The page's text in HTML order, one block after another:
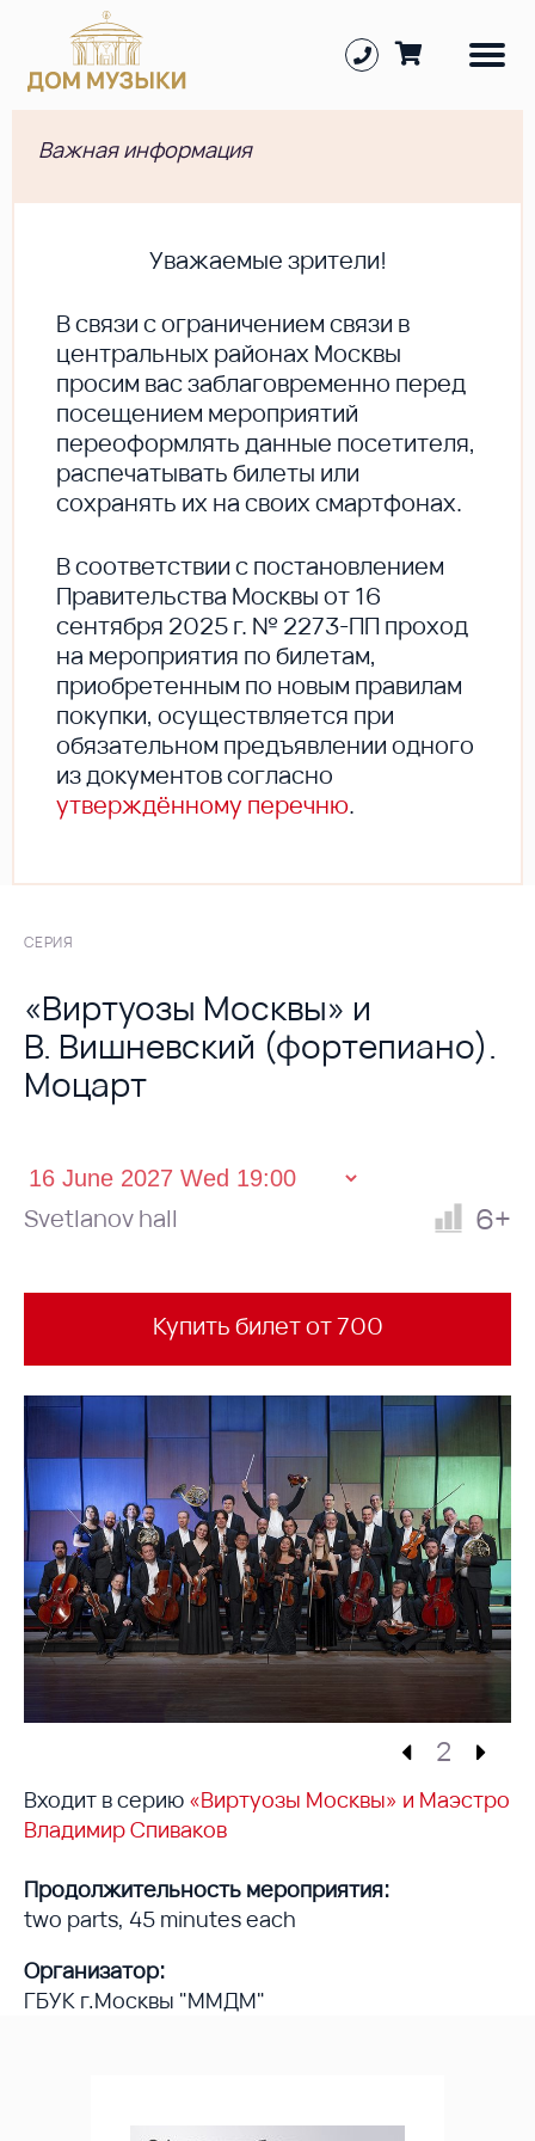
Важная информация
Уважаемые зрители!
В cвязи с ограничением связи в
центральных районах Москвы
просим вас заблаговременно перед
посещением мероприятий
переоформлять данные посетителя,
распечатывать билеты или
сохранять их на своих смартфонах.
В соответствии с постановлением
Правительства Москвы от 16
сентября 2025 г. № 2273-ПП проход
на мероприятия по билетам,
приобретенным по новым правилам
покупки, осуществляется при
обязательном предъявлении одного
из документов согласно
утверждённому перечню.
СЕРИЯ
«Виртуозы Москвы» и
В. Вишневский (фортепиано).
Моцарт
Svetlanov hall 6+
Купить билет от 700
2
Входит в серию «Виртуозы Москвы» и Маэстро
Владимир Спиваков
Продолжительность мероприятия:
two parts, 45 minutes each
Организатор:
ГБУК г.Москвы "ММДМ"